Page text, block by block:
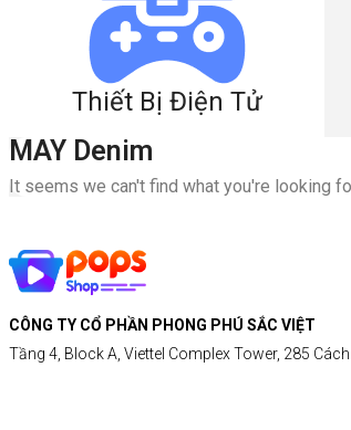
Thiết Bị Điện Tử
MAY Denim
It seems we can't find what you're looking
CÔNG TY CỔ PHẦN PHONG PHÚ SẮC VIỆT
Tầng 4, Block A, Viettel Complex Tower, 285